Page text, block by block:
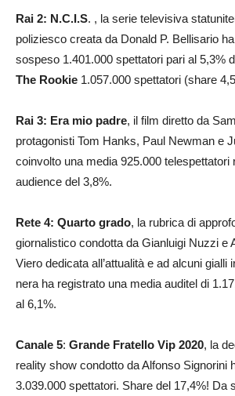
Rai 2: N.C.I.S. , la serie televisiva
poliziesco creata da Donald P. Bellisario
sospeso 1.401.000 spettatori pari al 5,3%
The Rookie 1.057.000 spettatori (share
Rai 3: Era mio padre, il film diretto da
protagonisti Tom Hanks, Paul Newman e
coinvolto una media 925.000 telespettatori
audience del 3,8%.
Rete 4: Quarto grado, la rubrica di
giornalistico condotta da Gianluigi Nuzzi e
Viero dedicata all’attualità e ad alcuni gialli
nera ha registrato una media auditel di
al 6,1%.
Canale 5: Grande Fratello Vip 2020, la
reality show condotto da Alfonso Signorini
3.039.000 spettatori. Share del 17,4%! Da